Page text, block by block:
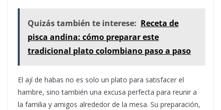
Quizás también te interese: Receta de
pisca andina: cómo preparar este
tradicional plato colombiano paso a paso
El ají de habas no es solo un plato para satisfacer el
hambre, sino también una excusa perfecta para reunir a
la familia y amigos alrededor de la mesa. Su preparación,